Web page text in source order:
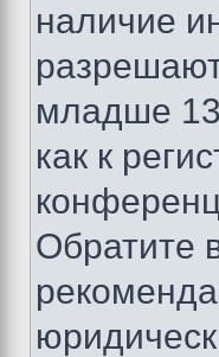
наличие
младше
как к
Обратите